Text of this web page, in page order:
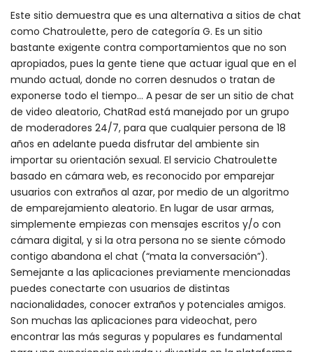
Este sitio demuestra que es una alternativa a sitios de chat
como Chatroulette, pero de categoría G. Es un sitio
bastante exigente contra comportamientos que no son
apropiados, pues la gente tiene que actuar igual que en el
mundo actual, donde no corren desnudos o tratan de
exponerse todo el tiempo… A pesar de ser un sitio de chat
de video aleatorio, ChatRad está manejado por un grupo
de moderadores 24/7, para que cualquier persona de 18
años en adelante pueda disfrutar del ambiente sin
importar su orientación sexual. El servicio Chatroulette
basado en cámara web, es reconocido por emparejar
usuarios con extraños al azar, por medio de un algoritmo
de emparejamiento aleatorio. En lugar de usar armas,
simplemente empiezas con mensajes escritos y/o con
cámara digital, y si la otra persona no se siente cómodo
contigo abandona el chat (“mata la conversación”).
Semejante a las aplicaciones previamente mencionadas
puedes conectarte con usuarios de distintas
nacionalidades, conocer extraños y potenciales amigos.
Son muchas las aplicaciones para videochat, pero
encontrar las más seguras y populares es fundamental